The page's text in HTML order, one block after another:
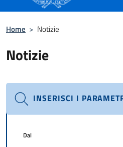
Home > Notizie
Notizie
INSERISCI I
Dal